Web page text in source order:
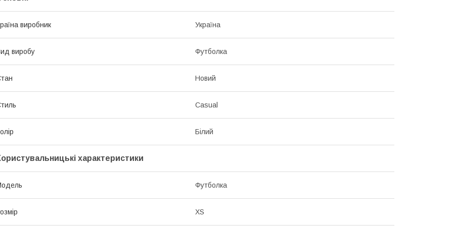
виробник Україна
виробу Футболка
Новий
Casual
Білий
характеристики
Футболка
XS